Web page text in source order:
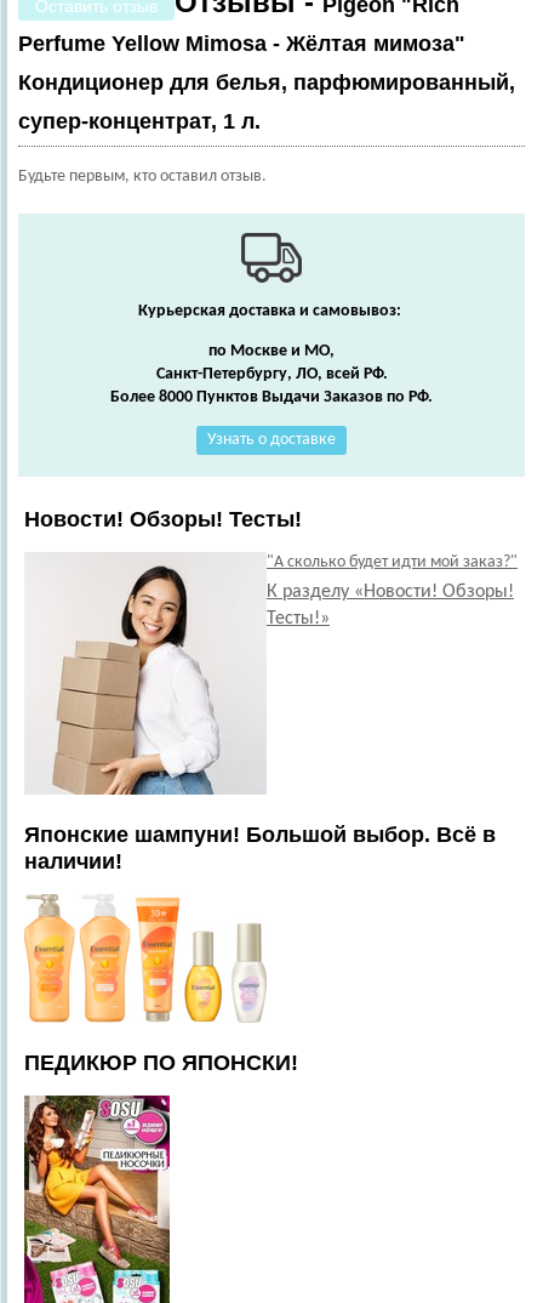
Оставить отзыв
Pigeon "Rich
Perfume Yellow Mimosa - Жёлтая мимоза"
Кондиционер для белья, парфюмированный,
супер-концентрат, 1 л.
Будьте первым, кто оставил отзыв.
Курьерская доставка и самовывоз:
по Москве и МО,
Санкт-Петербургу, ЛО, всей РФ.
Более 8000 Пунктов Выдачи Заказов по РФ.
Узнать о доставке
Новости! Обзоры! Тесты!
"А сколько будет идти мой заказ?"
К разделу «Новости! Обзоры!
Тесты!»
Японские шампуни! Большой выбор. Всё в
наличии!
ПЕДИКЮР ПО ЯПОНСКИ!